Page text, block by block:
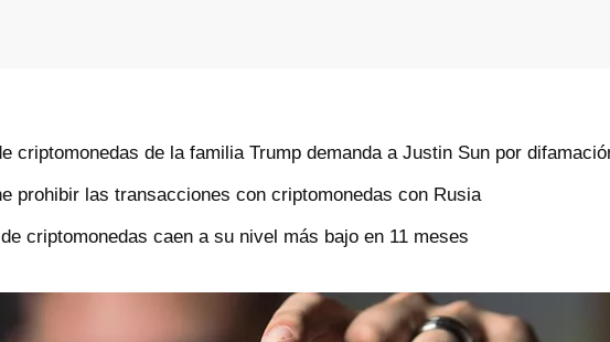
criptomonedas de la familia Trump demanda a Justin Sun por
prohibir las transacciones con criptomonedas con Rusia
criptomonedas caen a su nivel más bajo en 11 meses